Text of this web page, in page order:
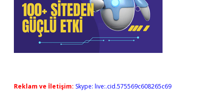
Reklam ve İletişim: Skype: live:.cid.575569c608265c69